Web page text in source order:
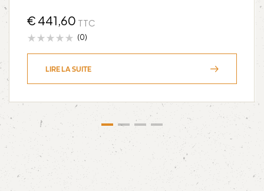
€ 441,60 TTC
(0)
LIRE LA SUITE